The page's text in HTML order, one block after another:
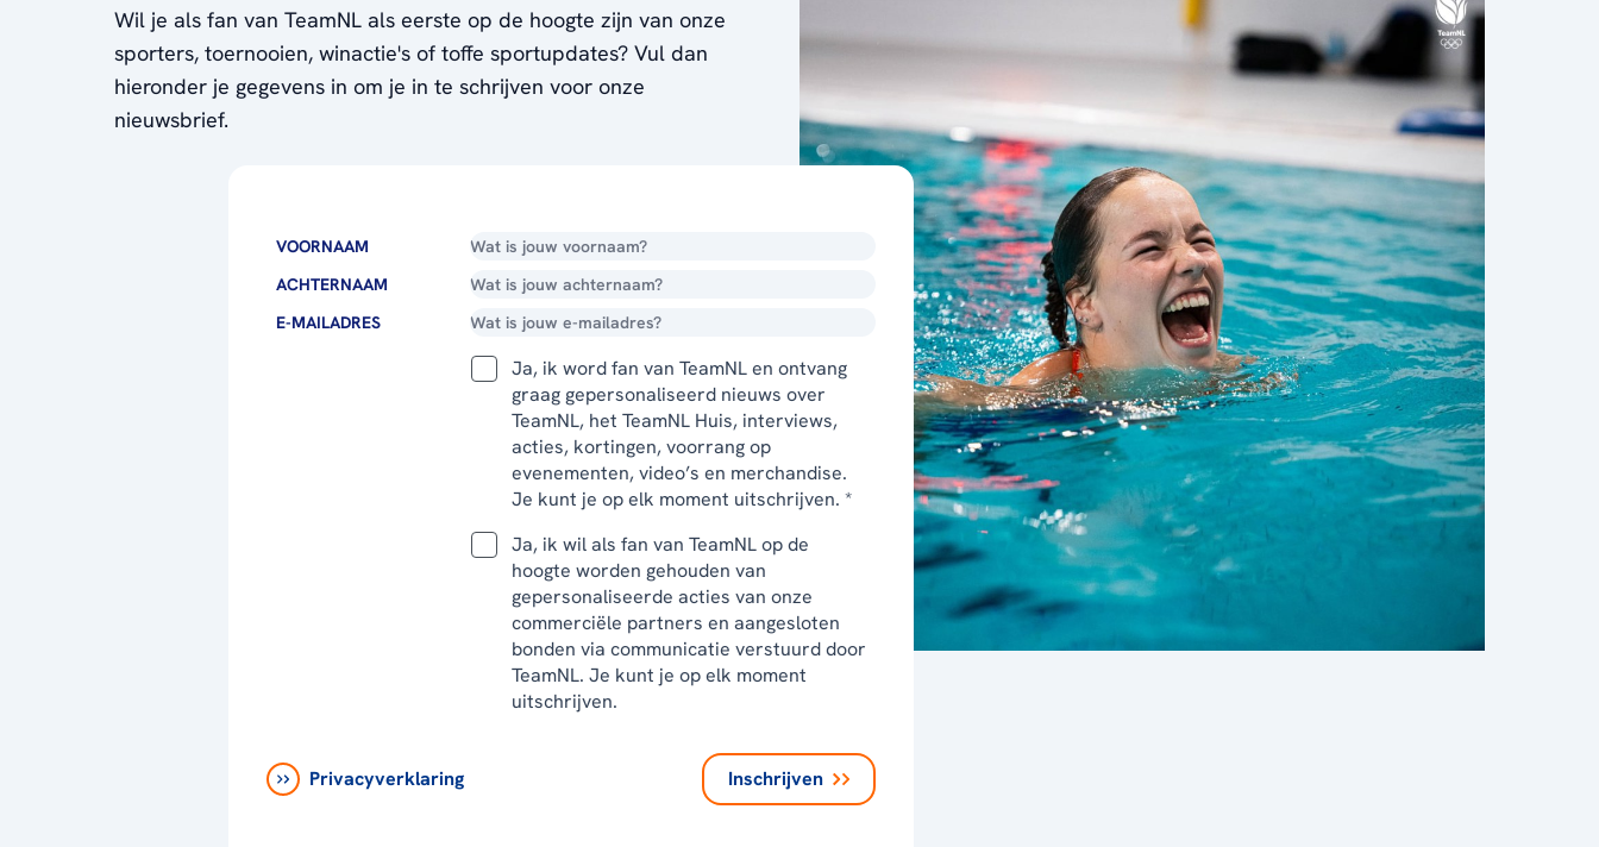
Wil je als fan van TeamNL als eerste op de hoogte zijn van onze
sporters, toernooien, winactie's of toffe sportupdates? Vul dan
hieronder je gegevens in om je in te schrijven voor onze
nieuwsbrief.
VOORNAAM
ACHTERNAAM
E-MAILADRES
Ja, ik word fan van TeamNL en ontvang
graag gepersonaliseerd nieuws over
TeamNL, het TeamNL Huis, interviews,
acties, kortingen, voorrang op
evenementen, video’s en merchandise.
Je kunt je op elk moment uitschrijven. *
Ja, ik wil als fan van TeamNL op de
hoogte worden gehouden van
gepersonaliseerde acties van onze
commerciële partners en aangesloten
bonden via communicatie verstuurd door
TeamNL. Je kunt je op elk moment
uitschrijven.
Privacyverklaring Inschrijven